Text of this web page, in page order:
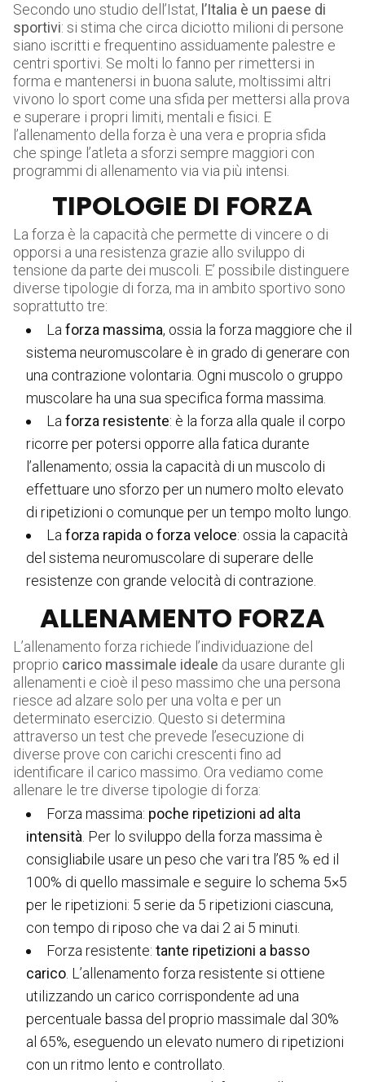
Secondo uno studio dell’Istat, l’Italia è un paese di
sportivi: si stima che circa diciotto milioni di persone
siano iscritti e frequentino assiduamente palestre e
centri sportivi. Se molti lo fanno per rimettersi in
forma e mantenersi in buona salute, moltissimi altri
vivono lo sport come una sfida per mettersi alla prova
e superare i propri limiti, mentali e fisici. E
l’allenamento della forza è una vera e propria sfida
che spinge l’atleta a sforzi sempre maggiori con
programmi di allenamento via via più intensi.
TIPOLOGIE DI FORZA
La forza è la capacità che permette di vincere o di
opporsi a una resistenza grazie allo sviluppo di
tensione da parte dei muscoli. E’ possibile distinguere
diverse tipologie di forza, ma in ambito sportivo sono
soprattutto tre:
La forza massima, ossia la forza maggiore che il
sistema neuromuscolare è in grado di generare con
una contrazione volontaria. Ogni muscolo o gruppo
muscolare ha una sua specifica forma massima.
La forza resistente: è la forza alla quale il corpo
ricorre per potersi opporre alla fatica durante
l’allenamento; ossia la capacità di un muscolo di
effettuare uno sforzo per un numero molto elevato
di ripetizioni o comunque per un tempo molto lungo.
La forza rapida o forza veloce: ossia la capacità
del sistema neuromuscolare di superare delle
resistenze con grande velocità di contrazione.
ALLENAMENTO FORZA
L’allenamento forza richiede l’individuazione del
proprio carico massimale ideale da usare durante gli
allenamenti e cioè il peso massimo che una persona
riesce ad alzare solo per una volta e per un
determinato esercizio. Questo si determina
attraverso un test che prevede l’esecuzione di
diverse prove con carichi crescenti fino ad
identificare il carico massimo. Ora vediamo come
allenare le tre diverse tipologie di forza:
Forza massima: poche ripetizioni ad alta
intensità . Per lo sviluppo della forza massima è
consigliabile usare un peso che vari tra l’85 % ed il
100% di quello massimale e seguire lo schema 5×5
per le ripetizioni: 5 serie da 5 ripetizioni ciascuna,
con tempo di riposo che va dai 2 ai 5 minuti.
Forza resistente: tante ripetizioni a basso
carico . L’allenamento forza resistente si ottiene
utilizzando un carico corrispondente ad una
percentuale bassa del proprio massimale dal 30%
al 65%, eseguendo un elevato numero di ripetizioni
con un ritmo lento e controllato.